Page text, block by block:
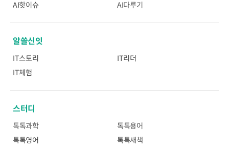
AI핫이슈 AI다루기
알쓸신잇
IT스토리
IT리더
IT체험
스터디
톡톡과학
톡톡용어
톡톡영어
톡톡새책